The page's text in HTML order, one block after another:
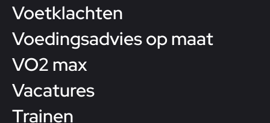
Voetklachten
Voedingsadvies op maat
VO2 max
Vacatures
Trainen